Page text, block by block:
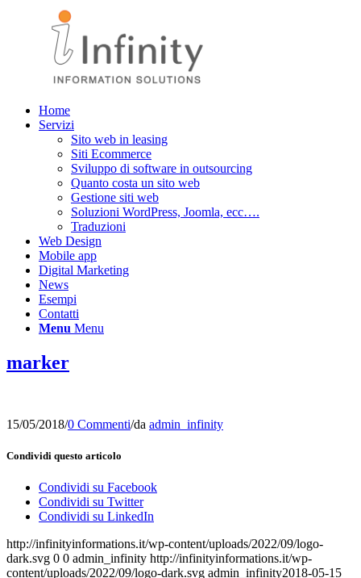
Home
Servizi
Sito web in leasing
Siti Ecommerce
Sviluppo di software in outsourcing
Quanto costa un sito web
Gestione siti web
Soluzioni WordPress, Joomla, ecc….
Traduzioni
Web Design
Mobile app
Digital Marketing
News
Esempi
Contatti
Menu Menu
marker
15/05/2018/0 Commenti/da admin_infinity
Condividi questo articolo
Condividi su Facebook
Condividi su Twitter
Condividi su LinkedIn
http://infinityinformations.it/wp-content/uploads/2022/09/logo-
dark.svg 0 0 admin_infinity http://infinityinformations.it/wp-
content/uploads/2022/09/logo-dark.svg admin_infinity2018-05-15